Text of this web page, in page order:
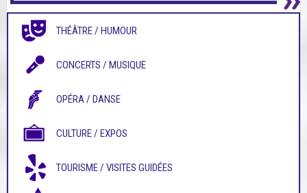
THÉÂTRE / HUMOUR
CONCERTS / MUSIQUE
OPÉRA / DANSE
CULTURE / EXPOS
TOURISME / VISITES GUIDÉES